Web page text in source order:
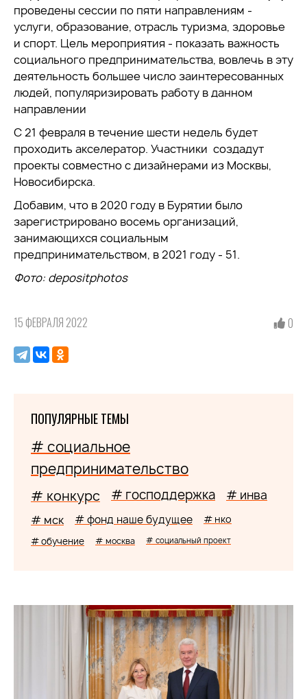
проведены сессии по пяти направлениям -
услуги, образование, отрасль туризма, здоровье
и спорт. Цель мероприятия - показать важность
социального предпринимательства, вовлечь в эту
деятельность большее число заинтересованных
людей, популяризировать работу в данном
направлении
С 21 февраля в течение шести недель будет
проходить акселератор. Участники создадут
проекты совместно с дизайнерами из Москвы,
Новосибирска.
Добавим, что в 2020 году в Бурятии было
зарегистрировано восемь организаций,
занимающихся социальным
предпринимательством, в 2021 году - 51.
Фото: depositphotos
15 ФЕВРАЛЯ 2022 0
ПОПУЛЯРНЫЕ ТЕМЫ
# социальное
предпринимательство
# конкурс # господдержка # инва
# мск # фонд наше будущее # нко
# обучение # москва # социальный проект